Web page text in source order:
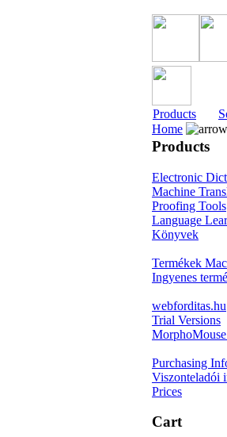
Products
Home
Products
Electronic
Machine
Proofing Tools
Language
Könyvek
Termékek
Ingyenes
webforditas.hu
Trial Versions
Purchasing
Viszonteladói
Prices
Cart